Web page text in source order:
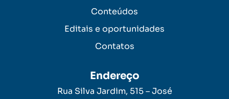
Conteúdos
Editais e oportunidades
Contatos
Endereço
Rua Silva Jardim, 515 – José